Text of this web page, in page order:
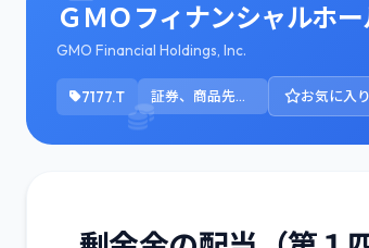
ＧＭＯフィナンシャルホ
GMO Financial Holdings, Inc.
7177.T 証券、商品先物取引業 お気に入